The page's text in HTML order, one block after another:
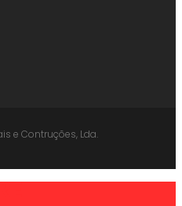
e Contruções, Lda.